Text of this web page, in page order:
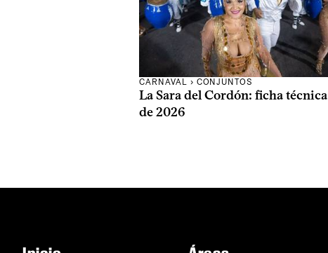
CARNAVAL › CONJUNTOS
La Sara del Cordón: ficha técnica
de 2026